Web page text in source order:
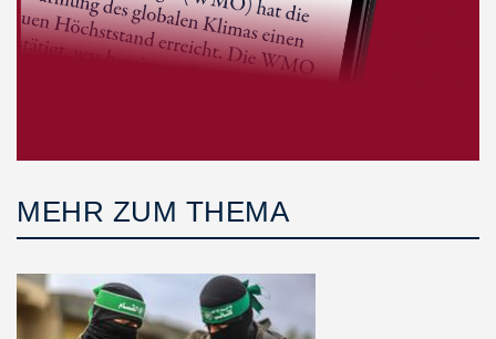
MEHR ZUM THEMA